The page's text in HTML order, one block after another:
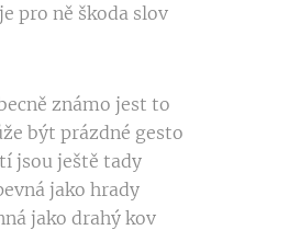
pro ně škoda slov
známo jest to
být prázdné gesto
jsou ještě tady
jako hrady
jako drahý kov